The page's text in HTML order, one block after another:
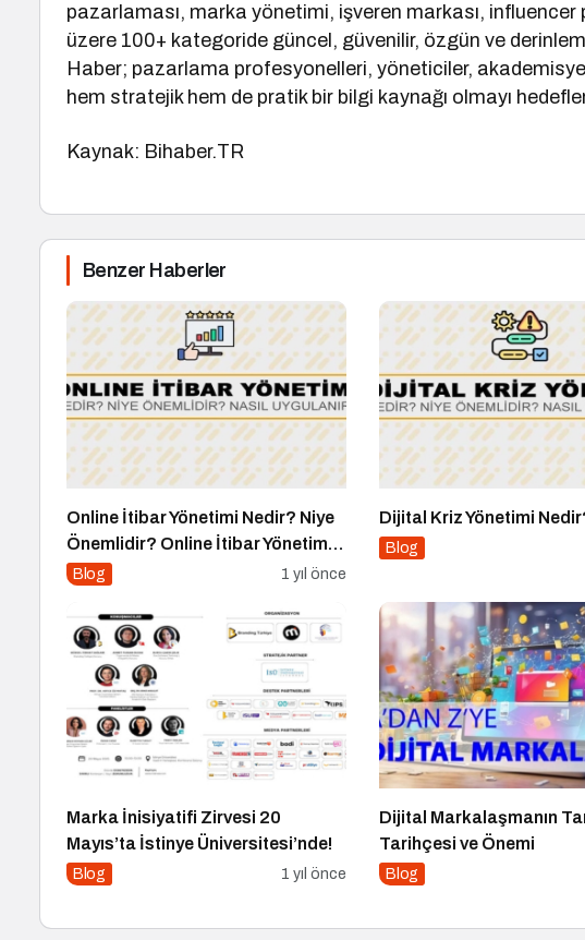
pazarlaması, marka yönetimi, işveren markası,
üzere 100+ kategoride güncel, güvenilir, özgün ve
Haber; pazarlama profesyonelleri, yöneticiler,
hem stratejik hem de pratik bir bilgi kaynağı olmayı
Kaynak: Bihaber.TR
Benzer Haberler
Online İtibar Yönetimi Nedir? Niye
Önemlidir? Online İtibar Yönetimi
Nasıl Uygulanır?
Blog 1 yıl önce
Dijital Kriz Yönetimi
Blog
Marka İnisiyatifi Zirvesi 20
Mayıs’ta İstinye Üniversitesi’nde!
Blog 1 yıl önce
Dijital Markalaşmanın
Tarihçesi ve Önemi
Blog